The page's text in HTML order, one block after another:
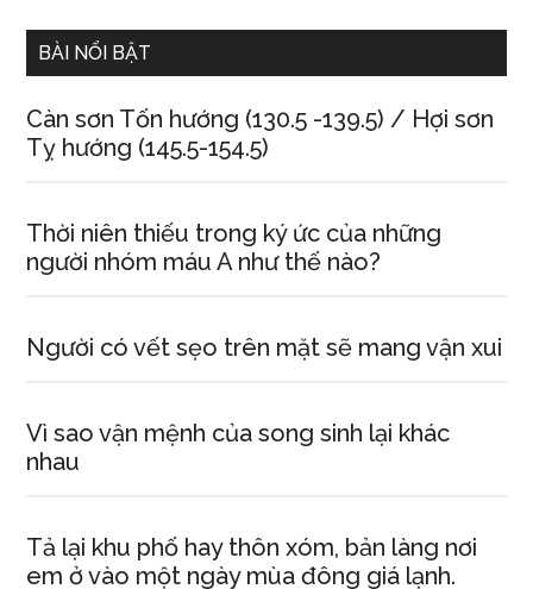
BÀI NỔI BẬT
Càn sơn Tốn hướng (130.5 -139.5) / Hợi sơn
Tỵ hướng (145.5-154.5)
Thời niên thiếu trong ký ức của những
người nhóm máu A như thế nào?
Người có vết sẹo trên mặt sẽ mang vận xui
Vì sao vận mệnh của song sinh lại khác
nhau
Tả lại khu phố hay thôn xóm, bản làng nơi
em ở vào một ngày mùa đông giá lạnh.